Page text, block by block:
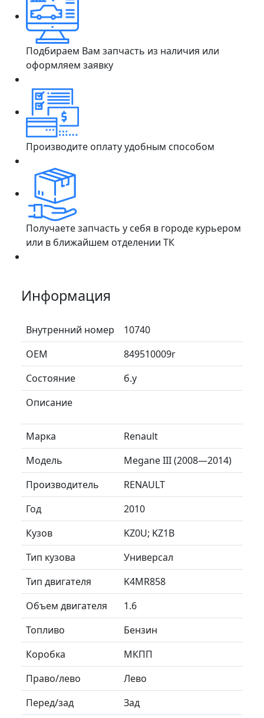
Подбираем Вам запчасть из наличия или
оформляем заявку
Производите оплату удобным способом
Получаете запчасть у себя в городе курьером
или в ближайшем отделении ТК
Информация
Внутренний номер
10740
ОЕМ
849510009r
Состояние
б.у
Описание
Марка
Renault
Модель
Megane III (2008—2014)
Производитель
RENAULT
Год
2010
Кузов
KZ0U; KZ1B
Тип кузова
Универсал
Тип двигателя
K4MR858
Объем двигателя
1.6
Топливо
Бензин
Коробка
МКПП
Право/лево
Лево
Перед/зад
Зад